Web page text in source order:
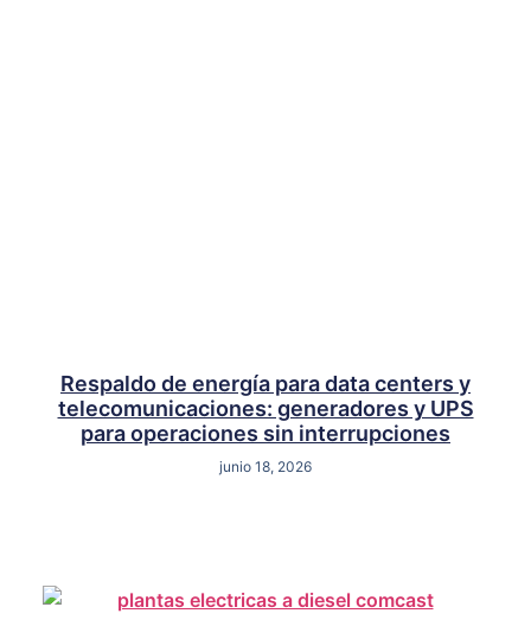
Respaldo de energía para data centers y
telecomunicaciones: generadores y UPS
para operaciones sin interrupciones
junio 18, 2026